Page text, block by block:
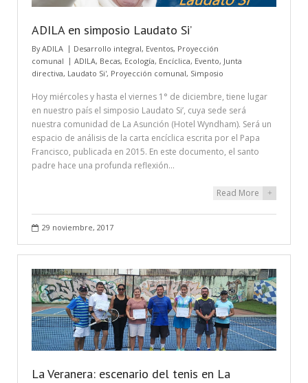
ADILA en simposio Laudato Si’
ByADILA Desarrollo integral, Eventos, Proyección
comunal
ADILA, Becas, Ecología, Encíclica, Evento, Junta
directiva, Laudato Si', Proyección comunal, Simposio
Hoy miércoles y hasta el viernes 1° de diciembre, tiene lugar
en nuestro país el simposio Laudato Si’, cuya sede será
nuestra comunidad de La Asunción (Hotel Wyndham). Será un
espacio de análisis de la carta encíclica escrita por el Papa
Francisco, publicada en 2015. En este documento, el santo
padre hace una profunda reflexión…
Read More +
29 noviembre, 2017
La Veranera: escenario del tenis en La